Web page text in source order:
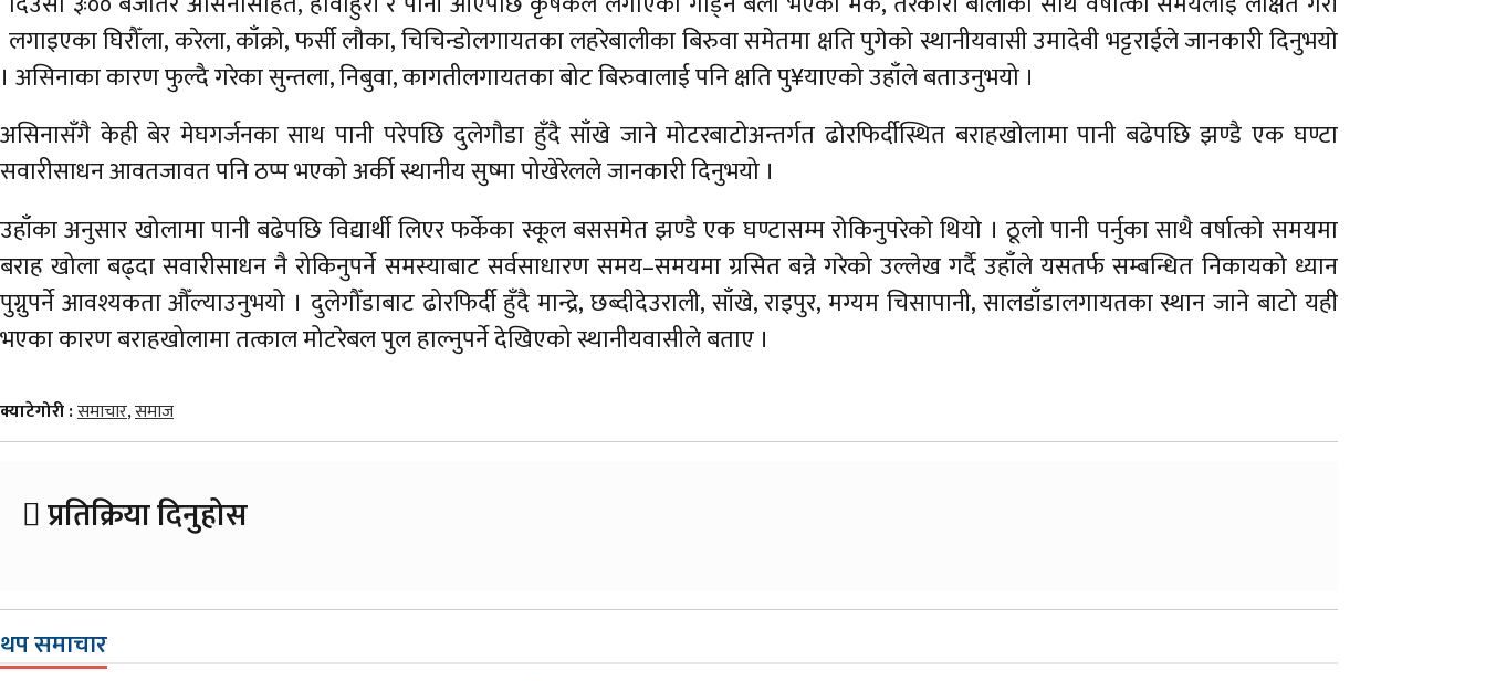
लगाइएका घिरौँला, करेला, काँक्रो, फर्सी लौका, चिचिन्डोलगायतका लहरेबालीका बिरुवा समेतमा क्षति पुगेको स्थानीयवासी उमादेवी भट्टराईले जानकारी दिनुभयो
। असिनाका कारण फुल्दै गरेका सुन्तला, निबुवा, कागतीलगायतका बोट बिरुवालाई पनि क्षति पु¥याएको उहाँले बताउनुभयो ।
असिनासँगै केही बेर मेघगर्जनका साथ पानी परेपछि दुलेगौडा हुँदै साँखे जाने मोटरबाटोअन्तर्गत ढोरफिर्दीस्थित बराहखोलामा पानी बढेपछि झण्डै एक घण्टा
सवारीसाधन आवतजावत पनि ठप्प भएको अर्की स्थानीय सुष्मा पोखेरेलले जानकारी दिनुभयो ।
उहाँका अनुसार खोलामा पानी बढेपछि विद्यार्थी लिएर फर्केका स्कूल बससमेत झण्डै एक घण्टासम्म रोकिनुपरेको थियो । ठूलो पानी पर्नुका साथै वर्षात्को समयमा
बराह खोला बढ्दा सवारीसाधन नै रोकिनुपर्ने समस्याबाट सर्वसाधारण समय–समयमा ग्रसित बन्ने गरेको उल्लेख गर्दै उहाँले यसतर्फ सम्बन्धित निकायको ध्यान
पुग्नुपर्ने आवश्यकता औँल्याउनुभयो । दुलेगौँडाबाट ढोरफिर्दी हुँदै मान्द्रे, छब्दीदेउराली, साँखे, राइपुर, मग्यम चिसापानी, सालडाँडालगायतका स्थान जाने बाटो यही
भएका कारण बराहखोलामा तत्काल मोटरेबल पुल हाल्नुपर्ने देखिएको स्थानीयवासीले बताए ।
क्याटेगोरी :समाचार,समाज
प्रतिक्रिया दिनुहोस
थप समाचार